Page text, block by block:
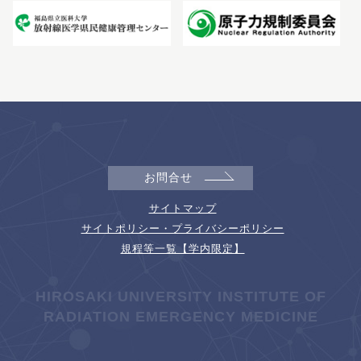
お問合せ
サイトマップ
サイトポリシー・プライバシーポリシー
規程等一覧【学内限定】
HIROSAKI UNIVERSITY INSTITUTE OF
RADIATION EMERGENCY MEDICINE